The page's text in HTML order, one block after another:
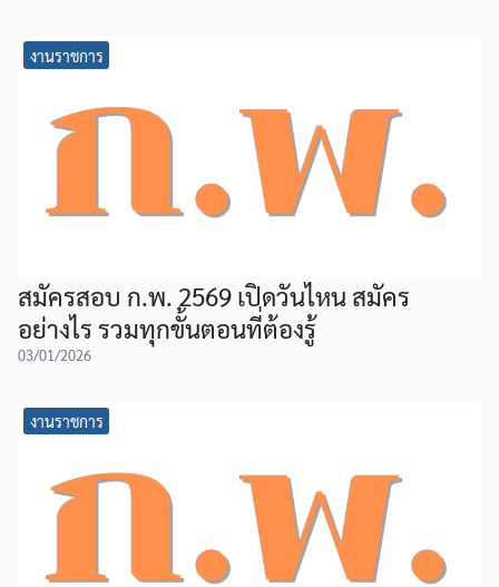
งานราชการ
สมัครสอบ ก.พ. 2569 เปิดวันไหน สมัคร
อย่างไร รวมทุกขั้นตอนที่ต้องรู้
03/01/2026
งานราชการ